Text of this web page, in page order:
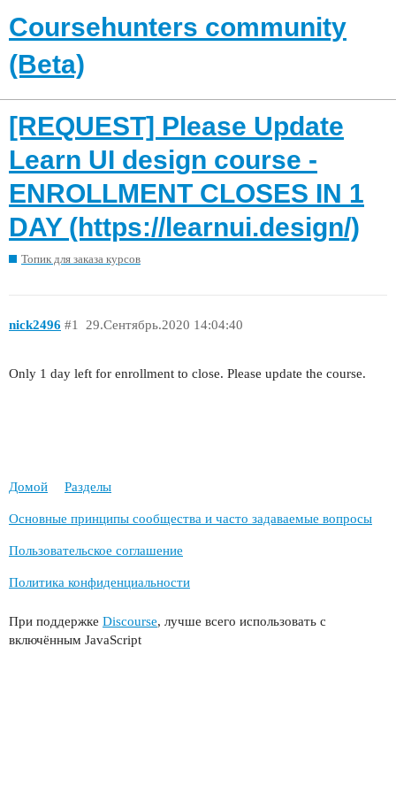
Coursehunters community
(Beta)
[REQUEST] Please Update
Learn UI design course -
ENROLLMENT CLOSES IN 1
DAY (https://learnui.design/)
Топик для заказа курсов
nick2496 29.Сентябрь.2020 14:04:40
#1
Only 1 day left for enrollment to close. Please update the course.
Домой Разделы
Основные принципы сообщества и часто задаваемые вопросы
Пользовательское соглашение
Политика конфиденциальности
При поддержке Discourse, лучше всего использовать с
включённым JavaScript